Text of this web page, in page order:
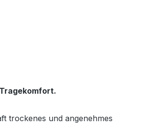
trockenes und angenehmes